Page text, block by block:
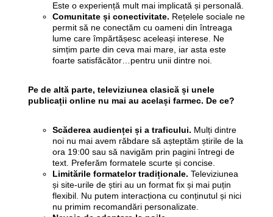
Este o experiență mult mai implicată și personală.
Comunitate și conectivitate. Rețelele sociale ne
permit să ne conectăm cu oameni din întreaga
lume care împărtășesc aceleași interese. Ne
simțim parte din ceva mai mare, iar asta este
foarte satisfăcător…pentru unii dintre noi.
Pe de altă parte, televiziunea clasică și unele
publicații online nu mai au același farmec. De ce?
Scăderea audienței și a traficului. Mulți dintre
noi nu mai avem răbdare să așteptăm știrile de la
ora 19:00 sau să navigăm prin pagini întregi de
text. Preferăm formatele scurte și concise.
Limitările formatelor tradiționale. Televiziunea
și site-urile de știri au un format fix și mai puțin
flexibil. Nu putem interacționa cu conținutul și nici
nu primim recomandări personalizate.